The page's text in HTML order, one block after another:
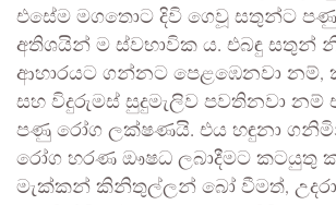
එසේම මගතොට දිවි ගෙවූ සතුන්ට
අතිශයින් ම ස්වභාවික ය. එබඳු සතුන්
ආහාරයට ගන්නට පෙළඹෙනවා නම්,
සහ විදුරුමස් සුදුමැලිව පවතිනවා
පණු රෝග ලක්ෂණයි. එය හඳුනා
රෝග හරණ ඖෂධ ලබාදීමට කටයුතු
මැක්කන් කිනිතුල්ලන් බෝ වීමත්,